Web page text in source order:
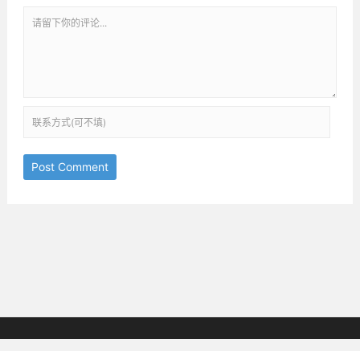
Post Comment